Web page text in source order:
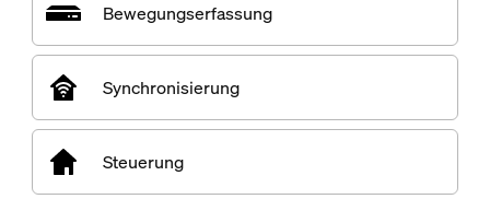
Bewegungserfassung
Synchronisierung
Steuerung